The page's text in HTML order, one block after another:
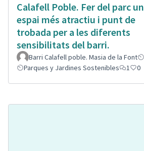
Calafell Poble. Fer del parc un
espai més atractiu i punt de
trobada per a les diferents
sensibilitats del barri.
Barri Calafell poble. Masia de la Font
Parques y Jardines Sostenibles
1 0